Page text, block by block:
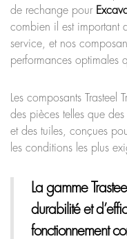
de rechange pour
combien il est important
service, et nos
performances optimales
Les composants
des pièces telles que
et des tuiles, conçues
les conditions les plus
La gamme
durabilité et
fonctionnement